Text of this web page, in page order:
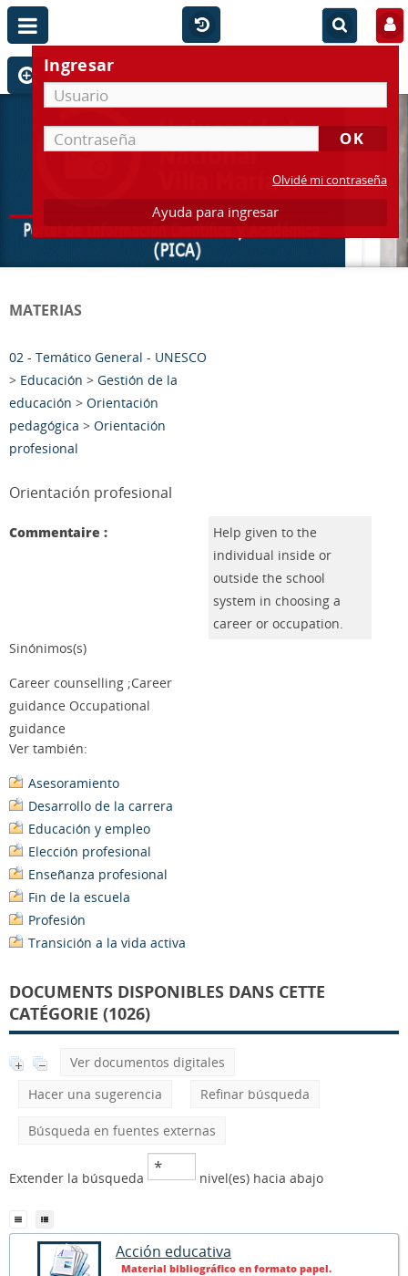
Ingresar
Olvidé mi contraseña
Ayuda para ingresar
MATERIAS
02 - Temático General - UNESCO
> Educación > Gestión de la
educación > Orientación
pedagógica > Orientación
profesional
Orientación profesional
Commentaire :
Help given to the
individual inside or
outside the school
system in choosing a
career or occupation.
Sinónimos(s)
Career counselling ;Career
guidance Occupational
guidance
Ver también:
Asesoramiento
Desarrollo de la carrera
Educación y empleo
Elección profesional
Enseñanza profesional
Fin de la escuela
Profesión
Transición a la vida activa
DOCUMENTS DISPONIBLES DANS CETTE
CATÉGORIE (1026)
Ver documentos digitales
Hacer una sugerencia
Refinar búsqueda
Búsqueda en fuentes externas
Extender la búsqueda nivel(es) hacia abajo
Acción educativa
Material bibliográfico en formato papel.